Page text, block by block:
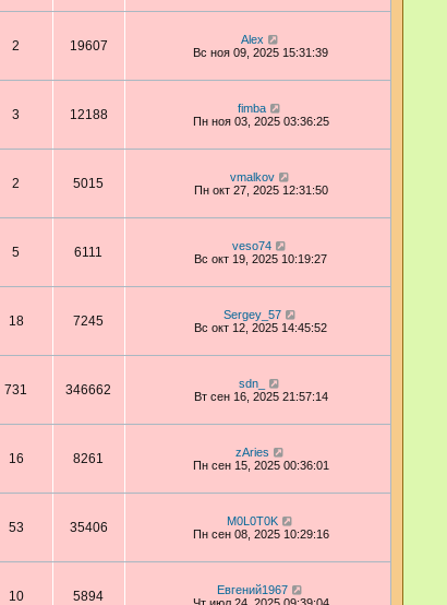
2 19607
Аlex
Вс ноя 09, 2025 15:31:39
3 12188
fimba
Пн ноя 03, 2025 03:36:25
2 5015
vmalkov
Пн окт 27, 2025 12:31:50
5 6111
veso74
Вс окт 19, 2025 10:19:27
18 7245
Sergey_57
Вс окт 12, 2025 14:45:52
731 346662
sdn_
Вт сен 16, 2025 21:57:14
16 8261
zAries
Пн сен 15, 2025 00:36:01
53 35406
M0L0T0K
Пн сен 08, 2025 10:29:16
10 5894
Евгений1967